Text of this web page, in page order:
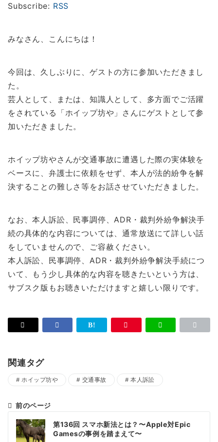
ー
Subscribe: RSS
みなさん、こんにちは！
今回は、久しぶりに、ゲストの方に参加いただきまし
た。
芸人として、または、知識人として、多方面でご活躍
をされている「ホイップ坊や」さんにゲストとして参
加いただきました。
ホイップ坊やさんが交通事故に遭遇した際の実体験を
ベースに、弁護士に依頼をせず、本人が法的紛争を解
決することの難しさ等をお話させていただきました。
なお、本人訴訟、民事調停、ADR・裁判外紛争解決手
続の具体的な内容については、通常放送にて詳しい話
をしていませんので、ご容赦ください。
本人訴訟、民事調停、ADR・裁判外紛争解決手続につ
いて、もう少し具体的な内容を聴きたいという方は、
サブスク版もお聴きいただけますと嬉しい限りです。
関連タグ
ホイップ坊や 交通事故 本人訴訟
投
稿
前のページ
第136回 スマホ新法とは？〜Apple対Epic
Gamesの事例を踏まえて〜